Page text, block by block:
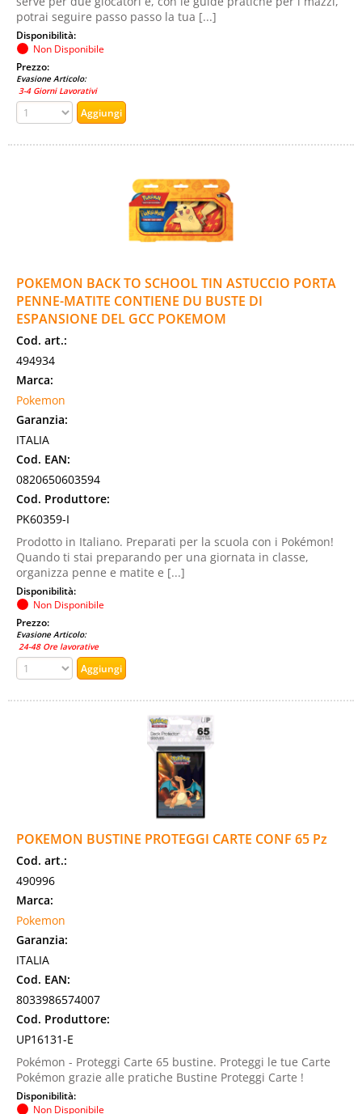
potrai seguire passo passo la tua [...]
Disponibilità:
Non Disponibile
Prezzo:
Evasione Articolo:
3-4 Giorni Lavorativi
POKEMON BACK TO SCHOOL TIN ASTUCCIO PORTA
PENNE-MATITE CONTIENE DU BUSTE DI
ESPANSIONE DEL GCC POKEMOM
Cod. art.:
494934
Marca:
Pokemon
Garanzia:
ITALIA
Cod. EAN:
0820650603594
Cod. Produttore:
PK60359-I
Prodotto in Italiano. Preparati per la scuola con i Pokémon!
Quando ti stai preparando per una giornata in classe,
organizza penne e matite e [...]
Disponibilità:
Non Disponibile
Prezzo:
Evasione Articolo:
24-48 Ore lavorative
POKEMON BUSTINE PROTEGGI CARTE CONF 65 Pz
Cod. art.:
490996
Marca:
Pokemon
Garanzia:
ITALIA
Cod. EAN:
8033986574007
Cod. Produttore:
UP16131-E
Pokémon - Proteggi Carte 65 bustine. Proteggi le tue Carte
Pokémon grazie alle pratiche Bustine Proteggi Carte !
Disponibilità:
Non Disponibile